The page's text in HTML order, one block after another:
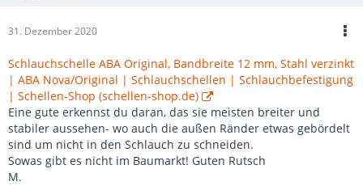
31. Dezember 2020
Schlauchschelle ABA Original, Bandbreite 12 mm, Stahl verzinkt
| ABA Nova/Original | Schlauchschellen | Schlauchbefestigung
| Schellen-Shop (schellen-shop.de)
Eine gute erkennst du daran, das sie meisten breiter und
stabiler aussehen- wo auch die außen Ränder etwas gebördelt
sind um nicht in den Schlauch zu schneiden.
Sowas gibt es nicht im Baumarkt! Guten Rutsch
M.